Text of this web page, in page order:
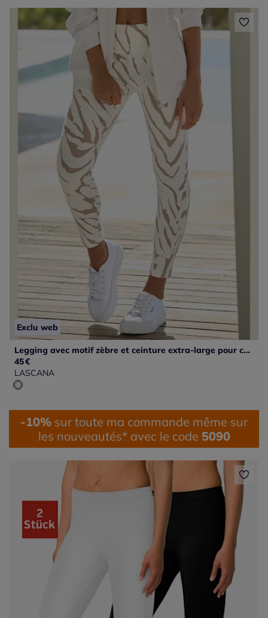
Exclu web
Legging avec motif zèbre et ceinture extra-large pour confort optimal
45€
LASCANA
-10% sur toute ma commande même sur
les nouveautés* avec le code 5090